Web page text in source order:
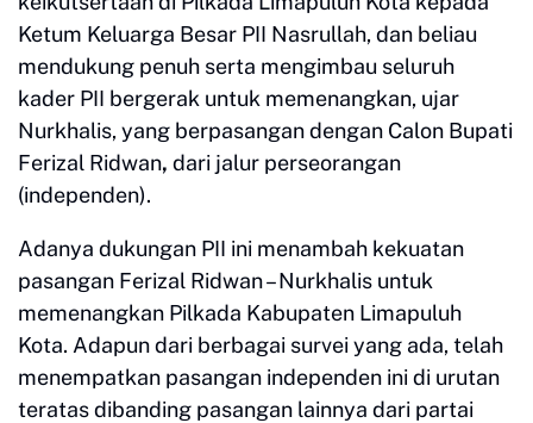
Ketum Keluarga Besar PII Nasrullah, dan beliau
mendukung penuh serta mengimbau seluruh
kader PII bergerak untuk memenangkan, ujar
Nurkhalis, yang berpasangan dengan Calon Bupati
Ferizal Ridwan, dari jalur perseorangan
(independen).
Adanya dukungan PII ini menambah kekuatan
pasangan Ferizal Ridwan – Nurkhalis untuk
memenangkan Pilkada Kabupaten Limapuluh
Kota. Adapun dari berbagai survei yang ada, telah
menempatkan pasangan independen ini di urutan
teratas dibanding pasangan lainnya dari partai